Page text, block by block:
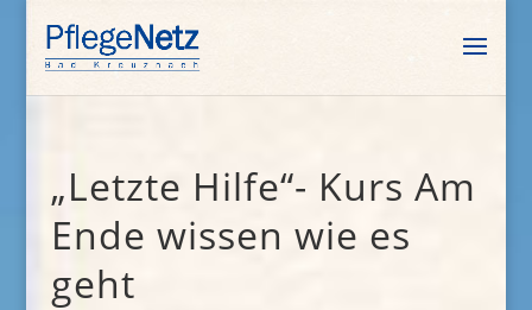
„Letzte Hilfe“- Kurs Am
Ende wissen wie es
geht